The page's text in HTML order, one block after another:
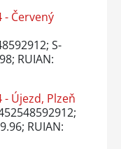
- Červený
S-
RUIAN:
Újezd, Plzeň
RUIAN: